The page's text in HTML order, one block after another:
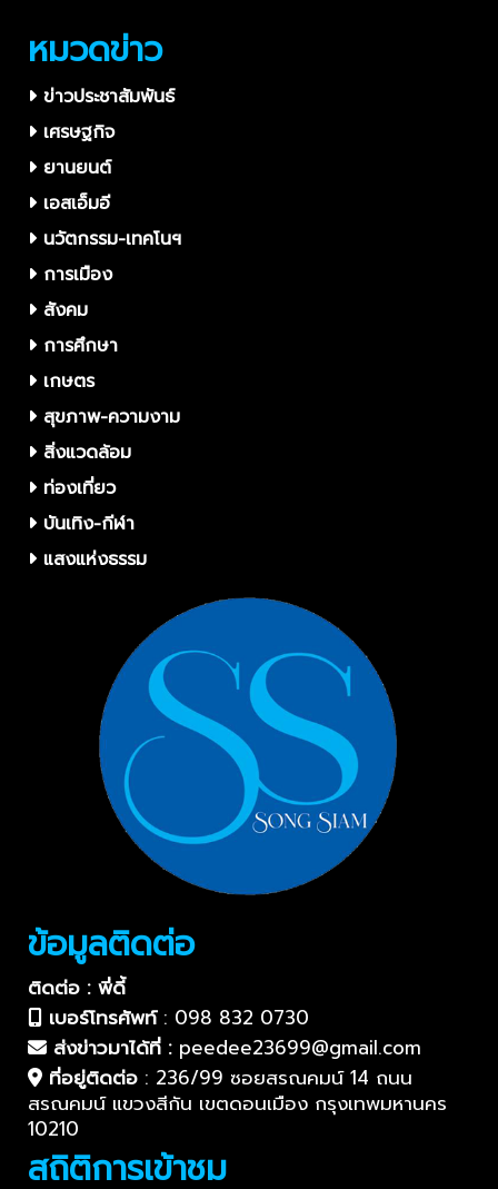
อุบัติเหตุซ้ำ
หมวดข่าว
ข่าวประชาสัมพันธ์
เศรษฐกิจ
ยานยนต์
เอสเอ็มอี
นวัตกรรม-เทคโนฯ
การเมือง
สังคม
การศึกษา
เกษตร
สุขภาพ-ความงาม
สิ่งแวดล้อม
ท่องเที่ยว
บันเทิง-กีฬา
แสงแห่งธรรม
ข้อมูลติดต่อ
ติดต่อ : พี่ดี้
เบอร์โทรศัพท์: 098 832 0730
ส่งข่าวมาได้ที่ : peedee23699@gmail.com
ที่อยู่ติดต่อ : 236/99 ซอยสรณคมน์ 14 ถนน
สรณคมน์ แขวงสีกัน เขตดอนเมือง กรุงเทพมหานคร
10210
สถิติการเข้าชม